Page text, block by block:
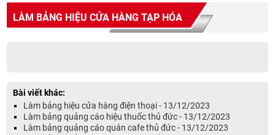
LÀM BẢNG HIỆU CỬA HÀNG TẠP HÓA
Bài viết khác:
Làm bảng hiệu cửa hàng điện thoại - 13/12/2023
Làm bảng quảng cáo hiệu thuốc thủ đức - 13/12/2023
Làm bảng quảng cáo quán cafe thủ đức - 13/12/2023